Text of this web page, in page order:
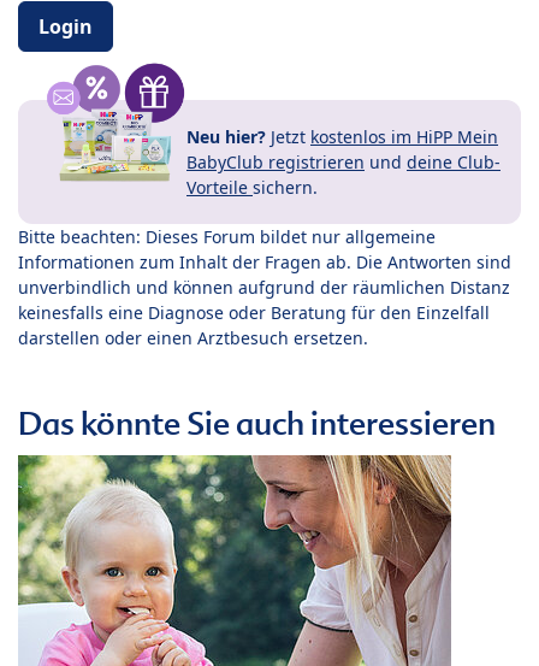
Login
Neu hier? Jetzt kostenlos im HiPP Mein
BabyClub registrieren und deine Club-
Vorteile sichern.
Bitte beachten: Dieses Forum bildet nur allgemeine
Informationen zum Inhalt der Fragen ab. Die Antworten sind
unverbindlich und können aufgrund der räumlichen Distanz
keinesfalls eine Diagnose oder Beratung für den Einzelfall
darstellen oder einen Arztbesuch ersetzen.
Das könnte Sie auch interessieren